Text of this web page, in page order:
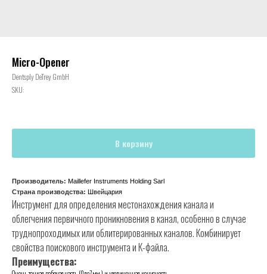
Micro-Opener
Dentsply DeTrey GmbH
SKU:
В корзину
Производитель: Maillefer Instruments Holding Sarl
Страна производства: Швейцария
Инструмент для определения местонахождения канала и
облегчения первичного проникновения в канал, особенно в случае
труднопроходимых или облитерированных каналов. Комбинирует
свойства поискового инструмента и К-файла.
Преимущества: